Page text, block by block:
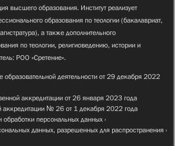
высшего образования. Институт реализует
образования по теологии (бакалавриат,
а также дополнительного
по теологии, религиоведению, истории и
РОО «Сретение».
образовательной деятельности от 29 декабря 2022
аккредитации от 26 января 2023 года
аккредитации № 26 от 1 декабря 2022 года
персональных данных
данных, разрешенных для распространения